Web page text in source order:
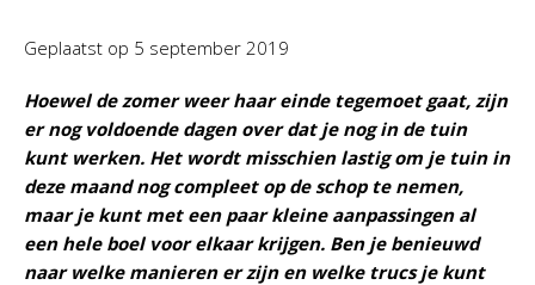
Geplaatst op 5 september 2019
Hoewel de zomer weer haar einde tegemoet gaat, zijn
er nog voldoende dagen over dat je nog in de tuin
kunt werken. Het wordt misschien lastig om je tuin in
deze maand nog compleet op de schop te nemen,
maar je kunt met een paar kleine aanpassingen al
een hele boel voor elkaar krijgen. Ben je benieuwd
naar welke manieren er zijn en welke trucs je kunt